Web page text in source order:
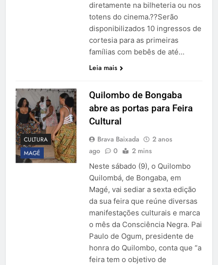
diretamente na bilheteria ou nos
totens do cinema.??Serão
disponibilizados 10 ingressos de
cortesia para as primeiras
famílias com bebês de até…
Leia mais
CULTURA
MAGÉ
Quilombo de Bongaba
abre as portas para Feira
Cultural
Brava Baixada
2 anos
ago
0 2 mins
Neste sábado (9), o Quilombo
Quilombá, de Bongaba, em
Magé, vai sediar a sexta edição
da sua feira que reúne diversas
manifestações culturais e marca
o mês da Consciência Negra. Pai
Paulo de Ogum, presidente de
honra do Quilombo, conta que “a
feira tem o objetivo de